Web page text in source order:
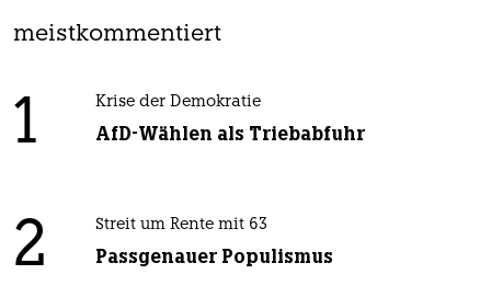
meistkommentiert
1 Krise der Demokratie
AfD-Wählen als Triebabfuhr
2 Streit um Rente mit 63
Passgenauer Populismus